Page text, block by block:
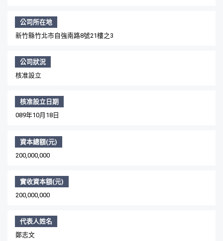
公司所在地
新竹縣竹北市自強南路8號21樓之3
公司狀況
核准設立
核准設立日期
089年10月18日
資本總額(元)
200,000,000
實收資本額(元)
200,000,000
代表人姓名
鄭志文